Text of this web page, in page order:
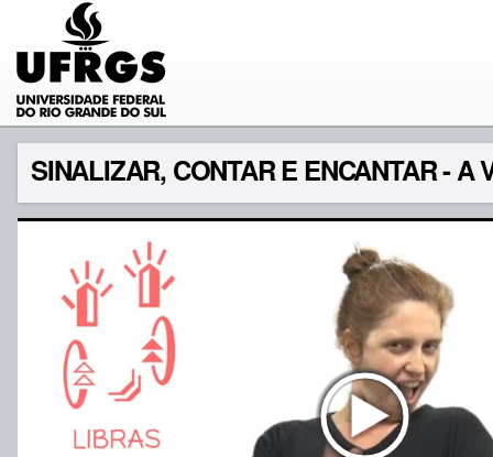
SINALIZAR, CONTAR E ENCANTAR - A